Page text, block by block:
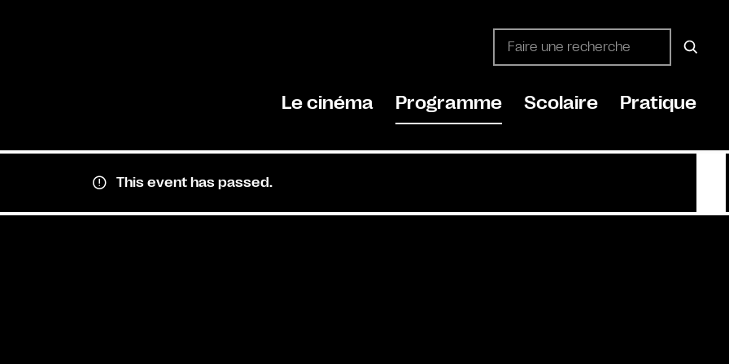
Le cinéma Programme Scolaire Pratique
This event has passed.